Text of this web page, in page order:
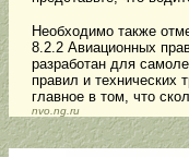
Необходимо также
8.2.2 Авиационных
разработан для
правил и технических
главное в том, что
nvo.ng.ru